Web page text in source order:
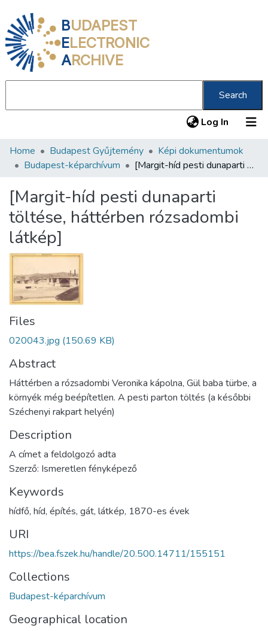
BUDAPEST
ELECTRONIC
ARCHIVE
Search
Log In (current)
Communities & Collections
Statistics
About us
Home Budapest Gyűjtemény
Képi dokumentumok
Budapest-képarchívum
[Margit-híd pesti dunaparti töltése, háttérben rózsadombi látkép]
[Margit-híd pesti dunaparti
töltése, háttérben rózsadombi
látkép]
Files
020043.jpg (150.69 KB)
Abstract
Háttérben a rózsadombi Veronika kápolna, Gül baba türbe, a
környék még beépítetlen. A pesti parton töltés (a későbbi
Széchenyi rakpart helyén)
Description
A címet a feldolgozó adta
Szerző: Ismeretlen fényképező
Keywords
hídfő, híd, építés, gát, látkép, 1870-es évek
URI
https://bea.fszek.hu/handle/20.500.14711/155151
Collections
Budapest-képarchívum
Geographical location